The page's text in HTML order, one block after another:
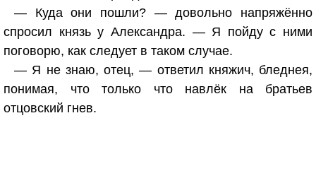
— Куда они пошли? — довольно напряжённо
спросил князь у Александра. — Я пойду с ними
поговорю, как следует в таком случае.
— Я не знаю, отец, — ответил княжич, бледнея,
понимая, что только что навлёк на братьев
отцовский гнев.